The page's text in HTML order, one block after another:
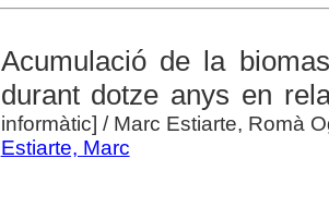
Acumulació de la
durant dotze anys en
informàtic] / Marc Estiarte, Romà
Estiarte, Marc